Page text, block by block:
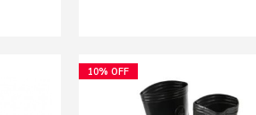
10% OFF